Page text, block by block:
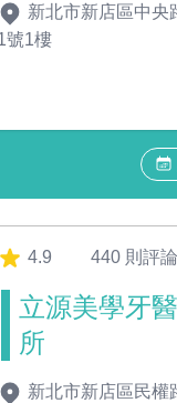
新北市新店區中央
號1樓
4.9 440 則評論
立源美學牙
所
新北市新店區民權